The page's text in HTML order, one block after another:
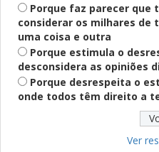
Definido
PT lança
ao governo
Fies: pré-
para
Porque faz parecer que
considerar os milhares de
uma coisa e outra
Porque estimula o
desconsidera as opiniões
Porque desrespeita o
onde todos têm direito a
Ver